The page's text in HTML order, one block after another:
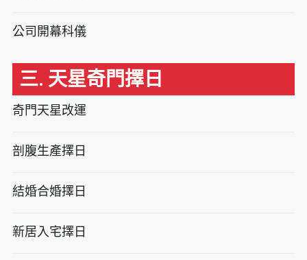
公司開幕科儀
三. 天星奇門擇日
奇門天星改運
剖腹生產擇日
結婚合婚擇日
新居入宅擇日